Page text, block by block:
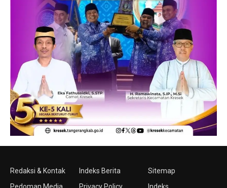
Redaksi & Kontak
Pedoman Media
Indeks Berita
Privacy Policy
Sitemap
Indeks